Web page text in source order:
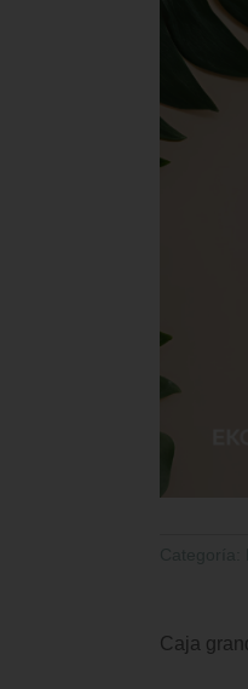
Caja